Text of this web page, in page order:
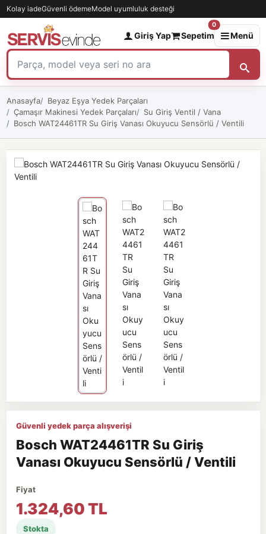
Kolay iadeGüvenli ödemeModel uyumluluk desteği
Giriş Yap Sepetim
0
Menü
Anasayfa
Beyaz Eşya Yedek Parçaları
Çamaşır Makinesi Yedek Parçaları
Su Giriş Ventil / Vana
Bosch WAT24461TR Su Giriş Vanası Okuyucu Sensörlü / Ventili
Güvenli yedek parça alışverişi
Bosch WAT24461TR Su Giriş
Vanası Okuyucu Sensörlü / Ventili
Fiyat
1.324,60 TL
Stokta